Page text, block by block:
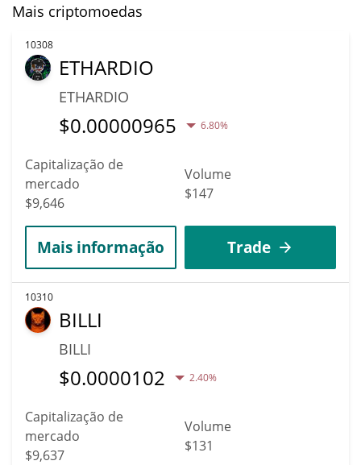
Mais criptomoedas
10308
ETHARDIO
ETHARDIO
$0.00000965 6.80%
Capitalização de
mercado
$9,646
Volume
$147
Mais informação Trade
10310
BILLI
BILLI
$0.0000102 2.40%
Capitalização de
mercado
$9,637
Volume
$131